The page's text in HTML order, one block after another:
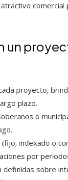
un
proyecto,
plazo.
o
indexado o
por
definidas sobre